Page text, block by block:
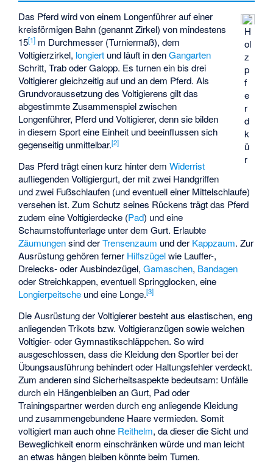
H
ol
z
p
f
e
r
d
k
ü
r
Das Pferd wird von einem Longenführer auf einer
kreisförmigen Bahn (genannt Zirkel) von mindestens
15[1] m Durchmesser (Turniermaß), dem
Voltigierzirkel, longiert und läuft in denGangarten
Schritt, Trab oder Galopp. Es turnen ein bis drei
Voltigierer gleichzeitig auf und an dem Pferd. Als
Grundvoraussetzung des Voltigierens gilt das
abgestimmte Zusammenspiel zwischen
Longenführer, Pferd und Voltigierer, denn sie bilden
in diesem Sport eine Einheit und beeinflussen sich
gegenseitig unmittelbar.[2]
Das Pferd trägt einen kurz hinter demWiderrist
aufliegenden Voltigiergurt, der mit zwei Handgriffen
und zwei Fußschlaufen (und eventuell einer Mittelschlaufe)
versehen ist. Zum Schutz seines Rückens trägt das Pferd
zudem eine Voltigierdecke (Pad) und eine
Schaumstoffunterlage unter dem Gurt. Erlaubte
Zäumungensind derTrensenzaum und der Kappzaum. Zur
Ausrüstung gehören ferner Hilfszügelwie Lauffer-,
Dreiecks- oder Ausbindezügel,Gamaschen, Bandagen
oder Streichkappen, eventuellSpringglocken, eine
Longierpeitsche und eine Longe.[3]
Die Ausrüstung der Voltigierer besteht aus elastischen, eng
anliegenden Trikots bzw. Voltigieranzügen sowie weichen
Voltigier- oder Gymnastikschläppchen. So wird
ausgeschlossen, dass die Kleidung den Sportler bei der
Übungsausführung behindert oder Haltungsfehler verdeckt.
Zum anderen sind Sicherheitsaspekte bedeutsam: Unfälle
durch ein Hängenbleiben an Gurt, Pad oder
Trainingspartner werden durch eng anliegende Kleidung
und zusammengebundene Haare vermieden. Somit
voltigiert man auch ohne Reithelm, da dieser die Sicht und
Beweglichkeit enorm einschränken würde und man leicht
an etwas hängen bleiben könnte beim Turnen.